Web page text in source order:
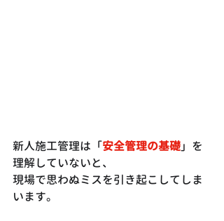
新人施工管理は「安全管理の基礎」を
理解していないと、
現場で思わぬミスを引き起こしてしま
います。